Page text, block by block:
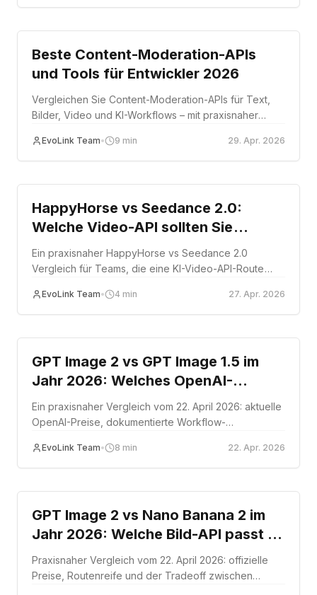
Comparison
Beste Content-Moderation-APIs
und Tools für Entwickler 2026
Vergleichen Sie Content-Moderation-APIs für Text,
Bilder, Video und KI-Workflows – mit praxisnaher
Moderation-Stacks.
EvoLink Team• 9 min 29. Apr. 2026
Comparison
HappyHorse vs Seedance 2.0:
Welche Video-API sollten Sie
testen?
Ein praxisnaher HappyHorse vs Seedance 2.0
Vergleich für Teams, die eine KI-Video-API-Route
EvoLink Team• 4 min 27. Apr. 2026
Comparison
GPT Image 2 vs GPT Image 1.5 im
Jahr 2026: Welches OpenAI-
Bildmodell sollten Sie verwenden?
Ein praxisnaher Vergleich vom 22. April 2026: aktuelle
OpenAI-Preise, dokumentierte Workflow-
Wechsel zwischen GPT Image 2 und GPT Image 1.5.
EvoLink Team• 8 min 22. Apr. 2026
Comparison
GPT Image 2 vs Nano Banana 2 im
Jahr 2026: Welche Bild-API passt zu
Ihrem Workflow?
Praxisnaher Vergleich vom 22. April 2026: offizielle
Preise, Routenreife und der Tradeoff zwischen